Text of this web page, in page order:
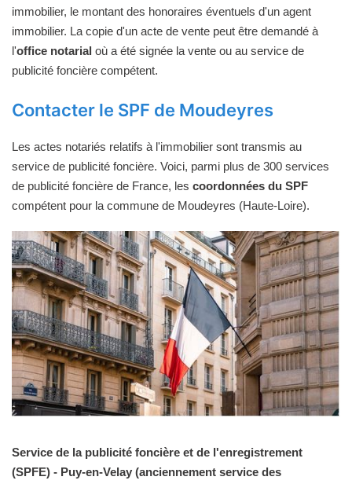
immobilier, le montant des honoraires éventuels d'un agent
immobilier. La copie d'un acte de vente peut être demandé à
l'office notarial où a été signée la vente ou au service de
publicité foncière compétent.
Contacter le SPF de Moudeyres
Les actes notariés relatifs à l'immobilier sont transmis au
service de publicité foncière. Voici, parmi plus de 300 services
de publicité foncière de France, les coordonnées du SPF
compétent pour la commune de Moudeyres (Haute-Loire).
Service de la publicité foncière et de l'enregistrement
(SPFE) - Puy-en-Velay (anciennement service des